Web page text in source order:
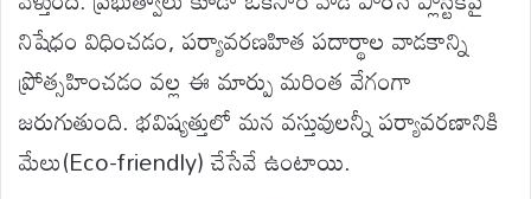
నిషేధం విధించడం, పర్యావరణహిత పదార్థాల వాడకాన్ని
ప్రోత్సహించడం వల్ల ఈ మార్పు మరింత వేగంగా
జరుగుతుంది. భవిష్యత్తులో మన వస్తువులన్నీ పర్యావరణానికి
మేలు(Eco-friendly) చేసేవే ఉంటాయి.